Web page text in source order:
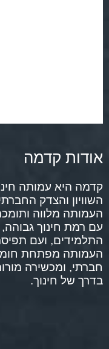
אודות קדמה
קדמה היא עמותה
השוויון והצדק
העמותה מלווה
עם רמת חינוך
התלמידים, ועם
העמותה מפתחת
חברתי, ומכשירה
בדרך של חינוך.